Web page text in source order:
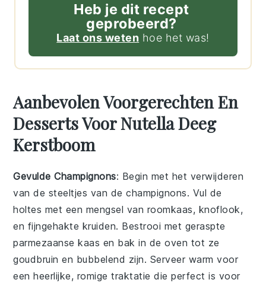
Heb je dit recept
geprobeerd?
Laat ons weten hoe het was!
Aanbevolen Voorgerechten En
Desserts Voor Nutella Deeg
Kerstboom
Gevulde Champignons: Begin met het verwijderen
van de steeltjes van dechampignons. Vul de
holtes met een mengsel van roomkaas, knoflook,
en fijngehakte kruiden. Bestrooi met geraspte
parmezaanse kaas en bak in de oven tot ze
goudbruin en bubbelend zijn. Serveer warm voor
een heerlijke, romige traktatie die perfect is voor